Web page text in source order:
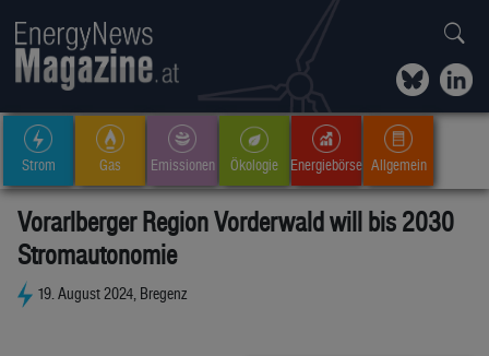
Strom Gas Emissionen Ökologie Energiebörse Allgemein
Vorarlberger Region Vorderwald will bis 2030
Stromautonomie
19. August 2024, Bregenz